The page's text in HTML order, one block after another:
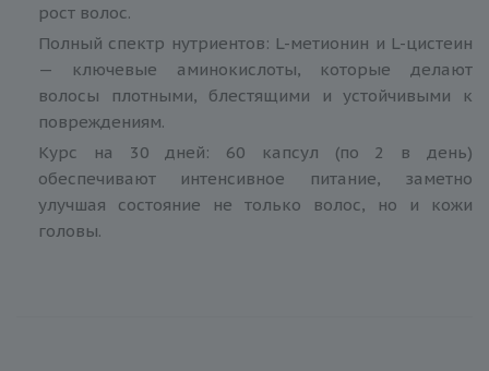
рост волос.
Полный спектр нутриентов: L-метионин и L-цистеин
— ключевые аминокислоты, которые делают
волосы плотными, блестящими и устойчивыми к
повреждениям.
Курс на 30 дней: 60 капсул (по 2 в день)
обеспечивают интенсивное питание, заметно
улучшая состояние не только волос, но и кожи
головы.